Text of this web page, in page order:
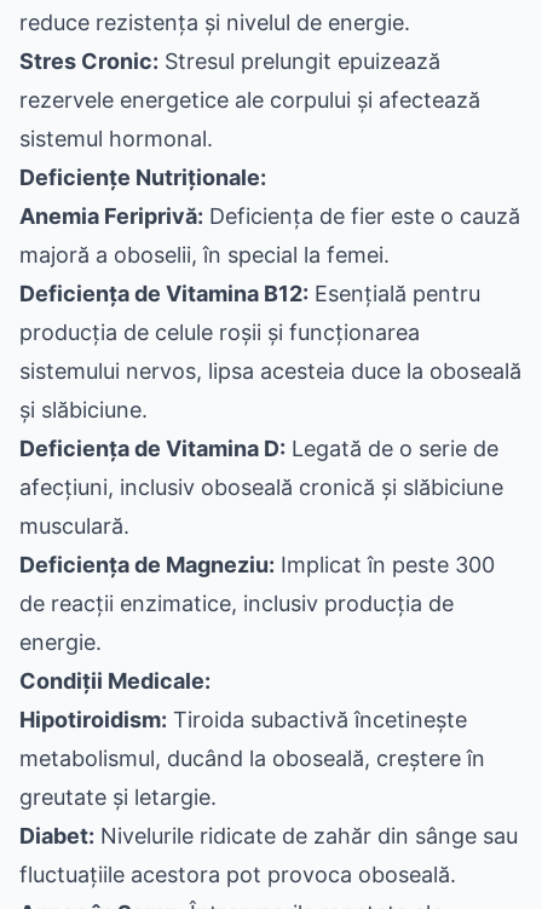
reduce rezistența și nivelul de energie.
Stres Cronic: Stresul prelungit epuizează
rezervele energetice ale corpului și afectează
sistemul hormonal.
Deficiențe Nutriționale:
Anemia Feriprivă: Deficiența de fier este o cauză
majoră a oboselii, în special la femei.
Deficiența de Vitamina B12: Esențială pentru
producția de celule roșii și funcționarea
sistemului nervos, lipsa acesteia duce la oboseală
și slăbiciune.
Deficiența de Vitamina D: Legată de o serie de
afecțiuni, inclusiv oboseală cronică și slăbiciune
musculară.
Deficiența de Magneziu: Implicat în peste 300
de reacții enzimatice, inclusiv producția de
energie.
Condiții Medicale:
Hipotiroidism: Tiroida subactivă încetinește
metabolismul, ducând la oboseală, creștere în
greutate și letargie.
Diabet: Nivelurile ridicate de zahăr din sânge sau
fluctuațiile acestora pot provoca oboseală.